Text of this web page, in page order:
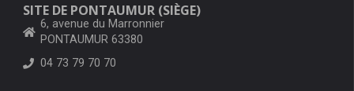
SITE DE PONTAUMUR (SIÈGE)
6, avenue du Marronnier
PONTAUMUR 63380
04 73 79 70 70